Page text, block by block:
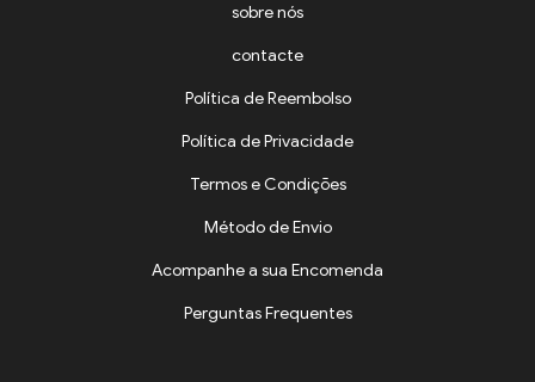
sobre nós
contacte
Política de Reembolso
Política de Privacidade
Termos e Condições
Método de Envio
Acompanhe a sua Encomenda
Perguntas Frequentes